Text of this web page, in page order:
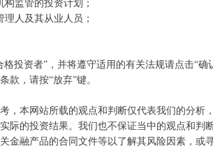
监管的投资计划；
人及其从业人员；
投资者”，并将遵守适用的有关法规请点击“确
款，请按“放弃”键。
，本网站所载的观点和判断仅代表我们的分析
际的投资结果。我们也不保证当中的观点和判
金融产品的合同文件等以了解其风险因素，或
有限公司
有限公司